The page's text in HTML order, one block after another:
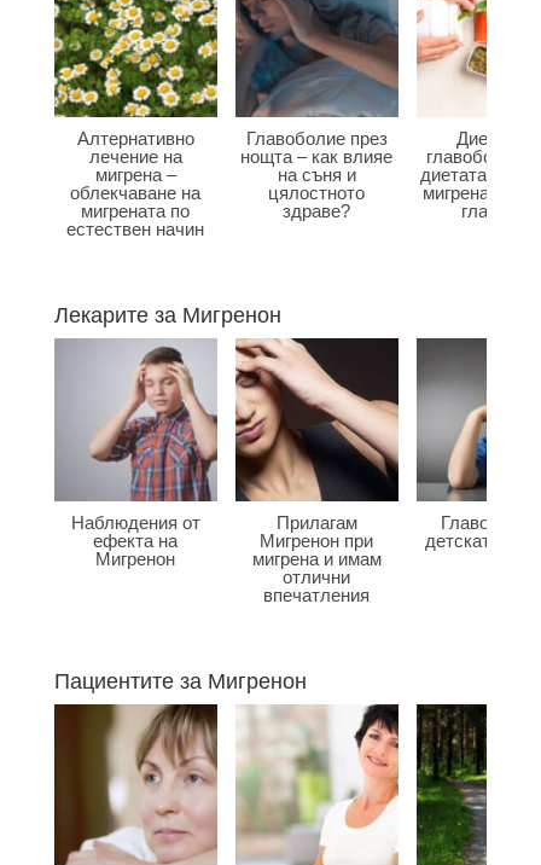
Алтернативно
лечение на
мигрена –
облекчаване на
мигрената по
естествен начин
Главоболие през
нощта – как влияе
на съня и
цялостното
здраве?
Диета при
главоболие –
диетата
мигрена и
главата?
Лекарите за Мигренон
Наблюдения от
ефекта на
Мигренон
Прилагам
Мигренон при
мигрена и имам
отлични
впечатления
детската
Пациентите за Мигренон